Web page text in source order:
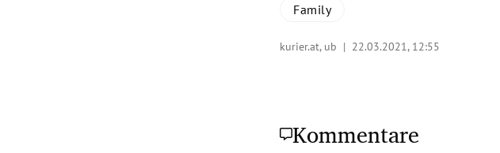
Family
kurier.at, ub | 22.03.2021, 12:55
Kommentare